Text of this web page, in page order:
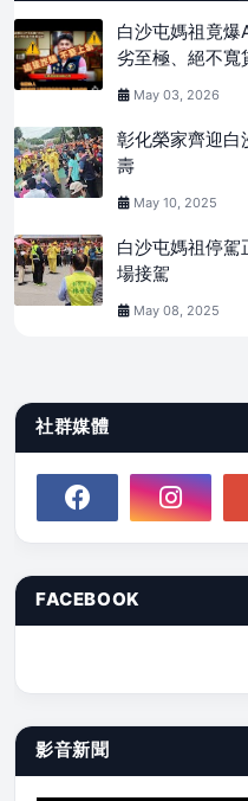
白沙屯媽祖竟
劣至極、絕不寬
May 03, 2026
彰化榮家齊迎
壽
May 10, 2025
白沙屯媽祖停
場接駕
May 08, 2025
社群媒體
FACEBOOK
影音新聞